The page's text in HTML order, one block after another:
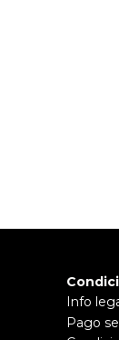
Info
Pago